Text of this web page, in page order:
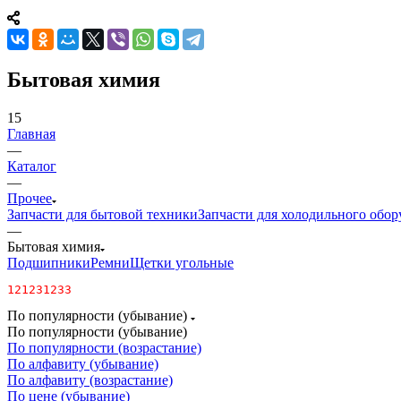
Бытовая химия
15
Главная
—
Каталог
—
Прочее
Запчасти для бытовой техникиЗапчасти для холодильного
—
Бытовая химия
ПодшипникиРемниЩетки угольные
121231233
По популярности (убывание)
По популярности (убывание)
По популярности (возрастание)
По алфавиту (убывание)
По алфавиту (возрастание)
По цене (убывание)